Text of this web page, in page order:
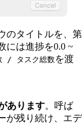
のタイトルを、第
には進捗を0.0 ~
/ タスク総数を渡
あります。呼ば
が残り続け、エデ